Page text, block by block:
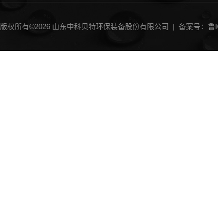
版权所有©2026 山东中科贝特环保装备股份有限公司 | 备案号：鲁